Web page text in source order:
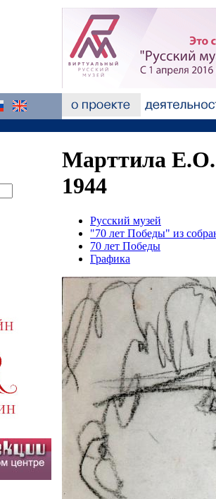
Марттила
1944
Русский музей
"70 лет Победы" из
70 лет Победы
Графика